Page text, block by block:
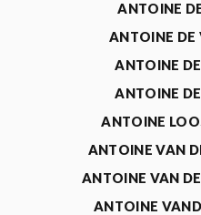
ANTOINE
ANTOINE DE
ANTOINE
ANTOINE
ANTOINE
ANTOINE VAN
ANTOINE VAN
ANTOINE